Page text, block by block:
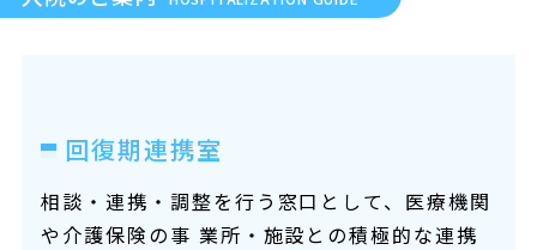
回復期連携室
相談・連携・調整を行う窓口として、医療機関
や介護保険の事 業所・施設との積極的な連携